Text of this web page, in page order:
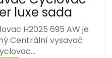
luxe sada
H2025 695 AW je
Centrální vysavač